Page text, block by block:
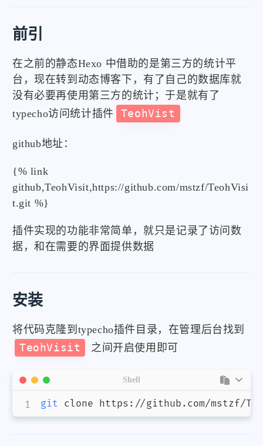
前引
在之前的静态Hexo 中借助的是第三方的统计平
台，现在转到动态博客下，有了自己的数据库就
没有必要再使用第三方的统计；于是就有了
typecho访问统计插件
TeohVist
github地址：
{% link
github,TeohVisit,https://github.com/mstzf/TeohVisi
t.git %}
插件实现的功能非常简单，就只是记录了访问数
据，和在需要的界面提供数据
安装
将代码克隆到typecho插件目录，在管理后台找到
TeohVisit
之间开启使用即可
git
Shell